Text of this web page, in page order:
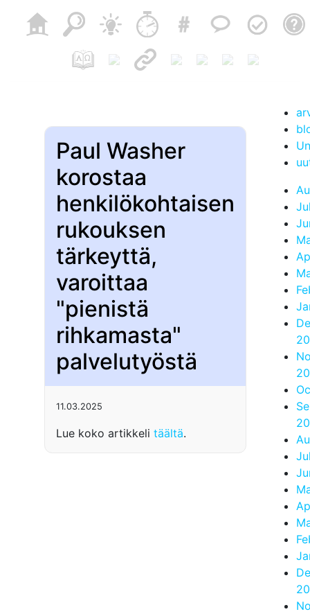
Paul Washer
korostaa
henkilökohtaisen
rukouksen
tärkeyttä,
varoittaa
"pienistä
rihkamasta"
palvelutyöstä
11.03.2025
Lue koko artikkeli täältä.